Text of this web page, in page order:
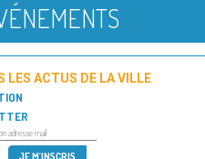
LES ACTUS DE LA VILLE